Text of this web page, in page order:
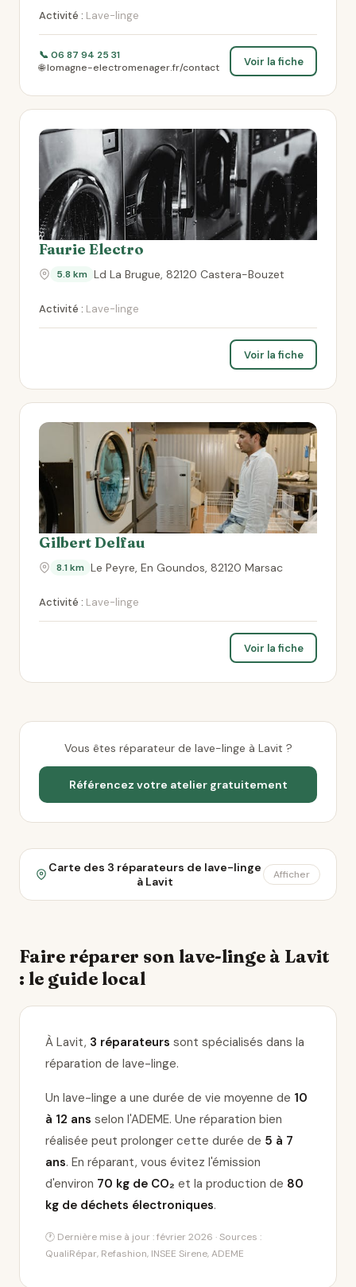
Activité : Lave-linge
📞 06 87 94 25 31
🌐 lomagne-electromenager.fr/contact
Voir la fiche
Faurie Electro
5.8 km Ld La Brugue, 82120 Castera-Bouzet
Activité : Lave-linge
Voir la fiche
Gilbert Delfau
8.1 km Le Peyre, En Goundos, 82120 Marsac
Activité : Lave-linge
Voir la fiche
Vous êtes réparateur de lave-linge à Lavit ?
Référencez votre atelier gratuitement
Carte des 3 réparateurs de lave-linge
à Lavit
Afficher
Faire réparer son lave-linge à Lavit
: le guide local
À Lavit, 3 réparateurs sont spécialisés dans la
réparation de lave-linge.
Un lave-linge a une durée de vie moyenne de 10
à 12 ans selon l'ADEME. Une réparation bien
réalisée peut prolonger cette durée de 5 à 7
ans. En réparant, vous évitez l'émission
d'environ 70 kg de CO₂ et la production de 80
kg de déchets électroniques.
🕐 Dernière mise à jour : février 2026 · Sources :
QualiRépar, Refashion, INSEE Sirene, ADEME